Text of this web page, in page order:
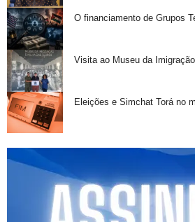
O financiamento de Grupos
Visita ao Museu da
Eleições e Simchat Torá no